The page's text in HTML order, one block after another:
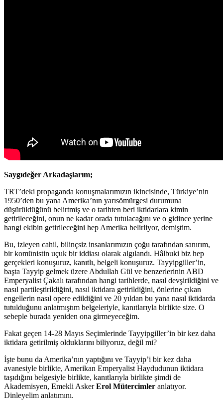
Saygıdeğer Arkadaşlarım;
TRT’deki propaganda konuşmalarımızın ikincisinde, Türkiye’nin
1950’den bu yana Amerika’nın yarısömürgesi durumuna
düşürüldüğünü belirtmiş ve o tarihten beri iktidarlara kimin
getirileceğini, onun ne kadar orada tutulacağını ve o gidince yerine
hangi ekibin getirileceğini hep Amerika belirliyor, demiştim.
Bu, izleyen cahil, bilinçsiz insanlarımızın çoğu tarafından sanırım,
bir komünistin uçuk bir iddiası olarak algılandı. Hâlbuki biz hep
gerçekleri konuşuruz, kanıtlı, belgeli konuşuruz. Tayyipgiller’in,
başta Tayyip gelmek üzere Abdullah Gül ve benzerlerinin ABD
Emperyalist Çakalı tarafından hangi tarihlerde, nasıl devşirildiğini ve
nasıl partileştirildiğini, nasıl iktidara getirildiğini, önlerine çıkan
engellerin nasıl opere edildiğini ve 20 yıldan bu yana nasıl iktidarda
tutulduğunu anlatmıştım belgeleriyle, kanıtlarıyla birlikte size. O
sebeple burada yeniden ona girmeyeceğim.
Fakat geçen 14-28 Mayıs Seçimlerinde Tayyipgiller’in bir kez daha
iktidara getirilmiş olduklarını biliyoruz, değil mi?
İşte bunu da Amerika’nın yaptığını ve Tayyip’i bir kez daha
avanesiyle birlikte, Amerikan Emperyalist Haydudunun iktidara
taşıdığını belgesiyle birlikte, kanıtlarıyla birlikte şimdi de
Akademisyen, Emekli AskerErol Mütercimler anlatıyor.
Dinleyelim anlatımını.